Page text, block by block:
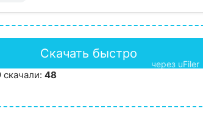
Скачать быстро
через uFiler
скачали: 48